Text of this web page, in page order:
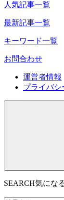
人気記事一覧
最新記事一覧
キーワード一覧
お問合わせ
運営者情報
プライバシ
SEARCH気にな